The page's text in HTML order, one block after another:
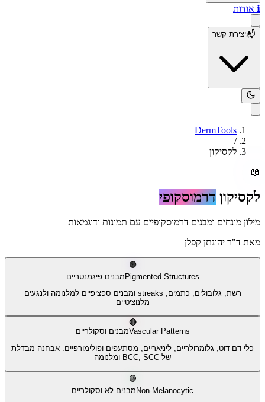
ℹ️ אודות
📬יצירת קשר
DermTools
/
לקסיקון
📖
לקסיקון דרמוסקופי
מילון מונחים ומבנים דרמוסקופיים עם תמונות ודוגמאות
מאת ד"ר יהונתן קפלן
🟤
Pigmented Structures מבנים פיגמנטריים
רשת, גלובולים, כתמים, streaks ומבנים ספציפיים למלנומה ולנגעים
מלנוציטיים
🔴
Vascular Patternsמבנים וסקולריים
כלי דם דוט, גלומרולריים, ליניאריים, מסתעפים ופולימורפיים. אבחנה מבדלת
של BCC, SCC ומלנומה
🟢
Non-Melanocytic מבנים לא-וסקולריים